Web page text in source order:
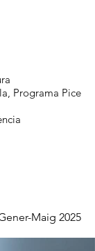
Programa Pice
Maig 2025